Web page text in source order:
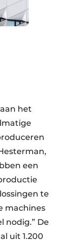
het
een
te
machines
nodig.” De
uit 1.200